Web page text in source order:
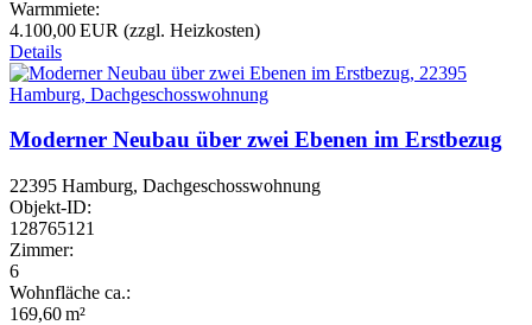
Warmmiete:
4.100,00 EUR (zzgl. Heizkosten)
Details
Moderner Neubau über zwei Ebenen im Erstbezug
22395 Hamburg, Dachgeschosswohnung
Objekt-ID:
128765121
Zimmer:
6
Wohnfläche ca.:
169,60 m²